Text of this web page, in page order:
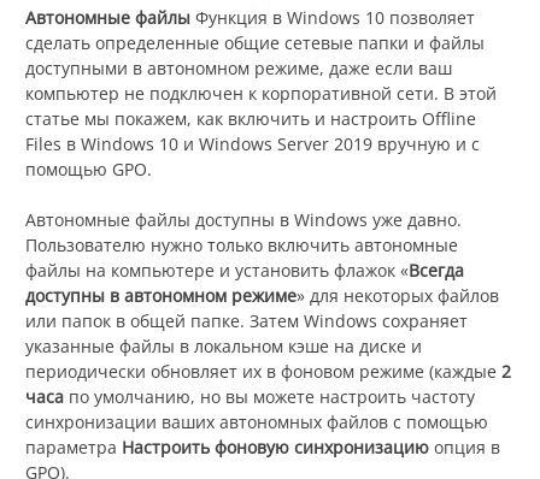
Автономные файлы Функция в Windows 10 позволяет
сделать определенные общие сетевые папки и файлы
доступными в автономном режиме, даже если ваш
компьютер не подключен к корпоративной сети. В этой
статье мы покажем, как включить и настроить Offline
Files в Windows 10 и Windows Server 2019 вручную и с
помощью GPO.
Автономные файлы доступны в Windows уже давно.
Пользователю нужно только включить автономные
файлы на компьютере и установить флажок «Всегда
доступны в автономном режиме» для некоторых файлов
или папок в общей папке. Затем Windows сохраняет
указанные файлы в локальном кэше на диске и
периодически обновляет их в фоновом режиме (каждые 2
часа по умолчанию, но вы можете настроить частоту
синхронизации ваших автономных файлов с помощью
параметра Настроить фоновую синхронизацию опция в
GPO).